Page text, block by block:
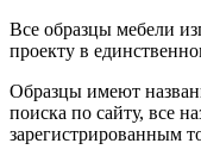
Все образцы мебели
проекту в
Образцы имеют
поиска по сайту, все
зарегистрированным